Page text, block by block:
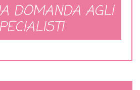
DOMANDA AGLI